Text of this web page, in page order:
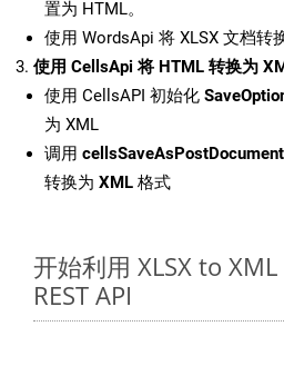
置为 HTML。
使用 WordsApi 将 XLSX 文档转
使用 CellsApi 将 HTML 转换为
使用 CellsAPI 初始化
为 XML
调用
转换为 XML 格式
开始利用 XLSX to
REST API